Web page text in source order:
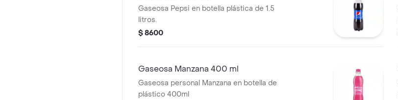
Gaseosa Pepsi en botella plástica de 1.5
litros.
$ 8600
Gaseosa Manzana 400 ml
Gaseosa personal Manzana en botella de
plástico 400ml